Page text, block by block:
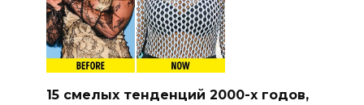
15 смелых тенденций 2000-х годов,